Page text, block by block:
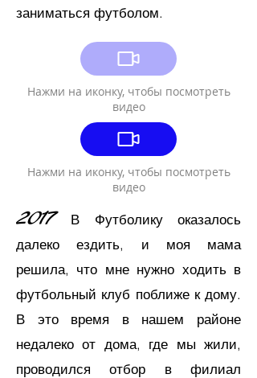
заниматься футболом.
Нажми на иконку, чтобы посмотреть
видео
Нажми на иконку, чтобы посмотреть
видео
2017
В Футболику оказалось
далеко ездить,
и моя мама
решила, что мне нужно ходить в
футбольный клуб поближе к дому.
В это время в нашем районе
недалеко от дома, где мы жили,
проводился отбор в филиал